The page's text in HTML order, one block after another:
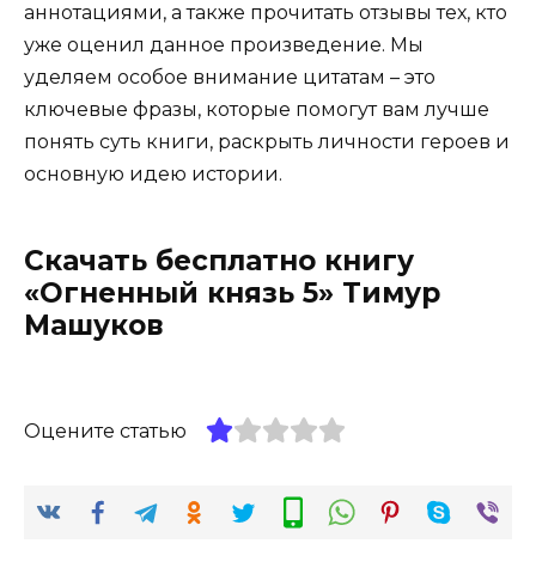
аннотациями, а также прочитать отзывы тех, кто
уже оценил данное произведение. Мы
уделяем особое внимание цитатам – это
ключевые фразы, которые помогут вам лучше
понять суть книги, раскрыть личности героев и
основную идею истории.
Скачать бесплатно книгу
«Огненный князь 5» Тимур
Машуков
Оцените статью